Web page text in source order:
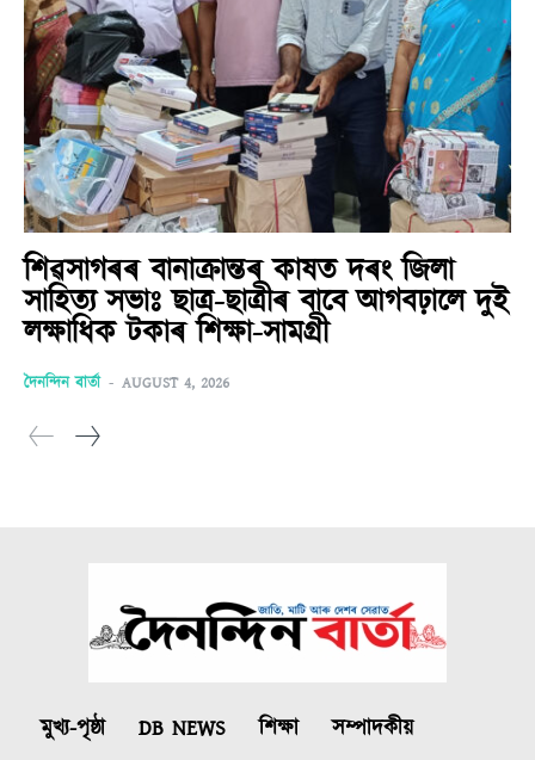
শিৱসাগৰৰ বানাক্ৰান্তৰ কাষত দৰং জিলা
সাহিত্য সভাঃ ছাত্ৰ-ছাত্ৰীৰ বাবে আগবঢ়ালে দুই
লক্ষাধিক টকাৰ শিক্ষা-সামগ্ৰী
দৈনন্দিন বাৰ্তা - AUGUST 4, 2026
মুখ্য-পৃষ্ঠা DB NEWS শিক্ষা সম্পাদকীয়